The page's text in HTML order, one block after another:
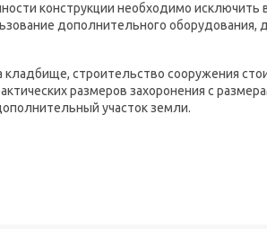
конструкции необходимо
дополнительного
кладбище, строительство сооружения
размеров захоронения с
участок земли.